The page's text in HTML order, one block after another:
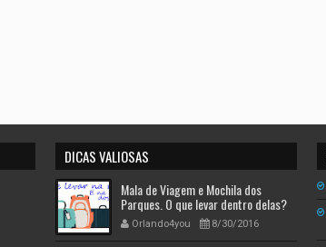
DICAS VALIOSAS
Mala de Viagem e Mochila dos
Parques. O que levar dentro delas?
Orlando4you 8/30/2016